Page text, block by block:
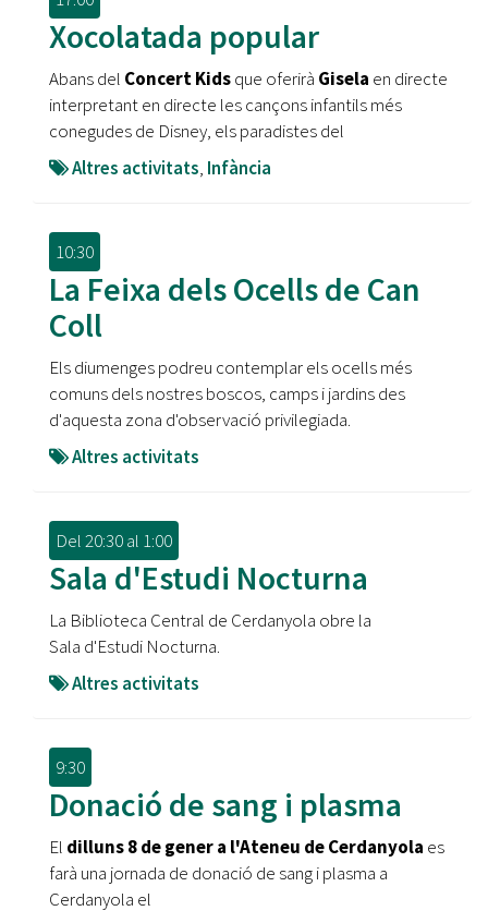
Xocolatada popular
Abans del Concert Kidsque oferirà Gisela en directe
interpretant en directe les cançons infantils més
conegudes de Disney, els paradistes del
Altres activitats, Infància
10:30
La Feixa dels Ocells de Can
Coll
Els diumenges podreu contemplar els ocells més
comuns dels nostres boscos, camps i jardins des
d'aquesta zona d'observació privilegiada.
Altres activitats
Del20:30al 1:00
Sala d'Estudi Nocturna
La Biblioteca Central de Cerdanyola obre la
Sala d'Estudi Nocturna.
Altres activitats
9:30
Donació de sang i plasma
El dilluns 8 de gener a l'Ateneu de Cerdanyola es
farà una jornada de donació de sang i plasma a
Cerdanyola el